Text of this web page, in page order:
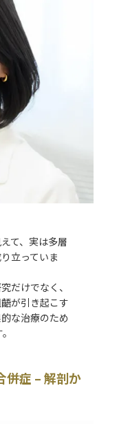
て、実は多層
立っていま
だけでなく、
が引き起こす
な治療のため
併症 – 解剖か